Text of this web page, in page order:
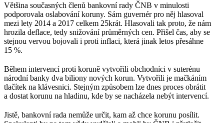
Většina současných členů bankovní rady ČNB v minulosti
podporovala oslabování koruny. Sám guvernér pro něj hlasoval
mezi lety 2014 a 2017 celkem 25krát. Hlasovali tak proto, že nám
hrozila deflace, tedy snižování průměrných cen. Přišel čas, aby se
stejnou vervou bojovali i proti inflaci, která jinak letos přesáhne
15 %.
Během intervencí proti koruně vytvořili obchodníci v suterénu
národní banky dva biliony nových korun. Vytvořili je mačkáním
tlačítek na klávesnici. Stejným způsobem lze dnes proces obrátit
a dostat korunu na hladinu, kde by se nacházela nebýt intervencí.
Jistě, bankovní rada nemůže určit, kam až chce korunu posílit.